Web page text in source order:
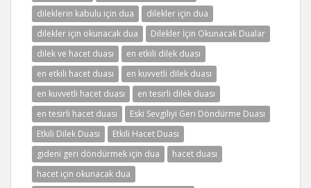
dileklerin kabulu için dua
dilekler için dua
dilekler için okunacak dua
Dilekler İçin Okunacak Dualar
dilek ve hacet duası
en etkili dilek duası
en etkili hacet duası
en kuvvetli dilek duası
en kuvvetli hacet duası
en tesirli dilek duası
en tesirli hacet duası
Eski Sevgiliyi Geri Döndürme Duası
Etkili Dilek Duası
Etkili Hacet Duası
gideni geri döndürmek için dua
hacet duası
hacet için okunacak dua